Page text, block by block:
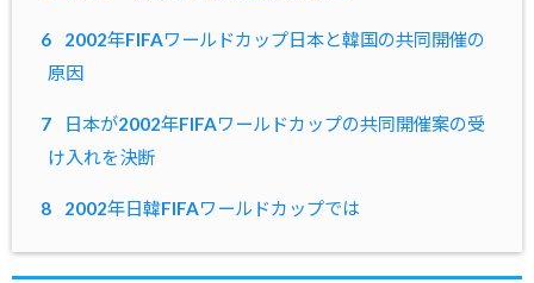
6
2002年FIFAワールドカップ日本と韓国の共同開催の
原因
7
日本が2002年FIFAワールドカップの共同開催案の受
け入れを決断
8 2002年日韓FIFAワールドカップでは